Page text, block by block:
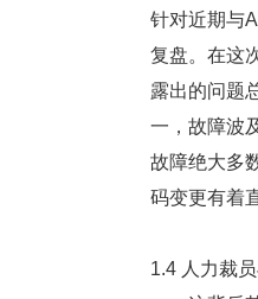
针对近期与
复盘。在这
露出的问题
一，故障波
故障绝大多
码变更有着
1.4 人力裁